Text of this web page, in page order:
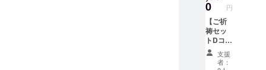
幅約
12cm
・正式
参拝 ・
お名前
を記載
した芳
3cm ・
おみく
じ（二
種）高
さ約
5cm、
幅約
0 円
【ご祈
祷セッ
トDコー
ス】 ・
御礼支援
者：